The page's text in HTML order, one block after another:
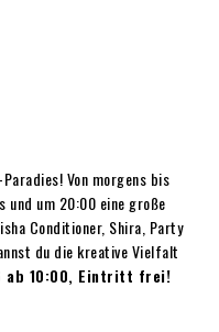
Von morgens bis
und um 20:00 eine große
Conditioner, Shira, Party
du die kreative Vielfalt
ab 10:00, Eintritt frei!